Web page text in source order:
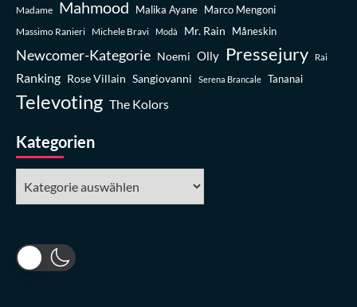
Madame Mahmood Malika Ayane Marco Mengoni
Massimo Ranieri Michele Bravi Modà Mr. Rain Måneskin
Newcomer-Kategorie Noemi Olly Pressejury Rai
Ranking Rose Villain Sangiovanni Serena Brancale Tananai
Televoting The Kolors
Kategorien